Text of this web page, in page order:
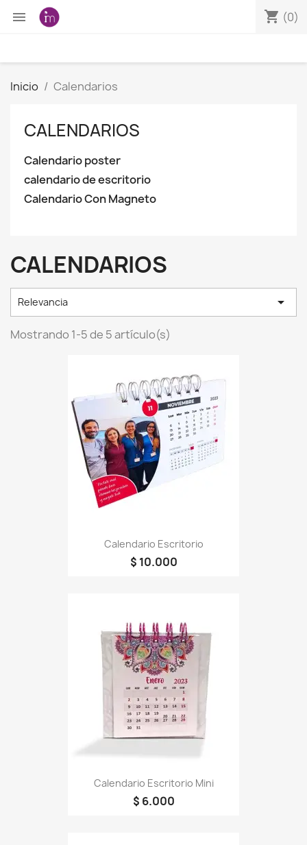
 shopping_cart (0)
Inicio Calendarios
CALENDARIOS
Calendario poster
calendario de escritorio
Calendario Con Magneto
CALENDARIOS
Relevancia 
Mostrando 1-5 de 5 artículo(s)
Calendario Escritorio
$ 10.000
Calendario Escritorio Mini
$ 6.000